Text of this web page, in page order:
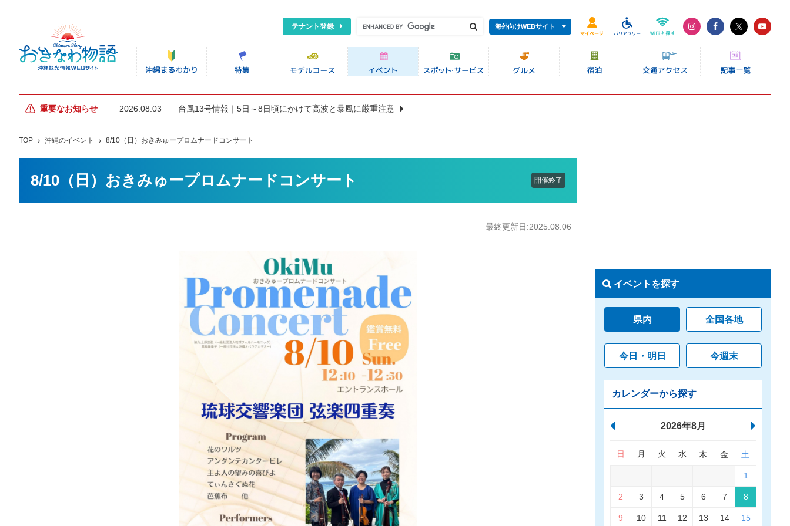
テナント登録 海外向けWEBサイト
重要なお知らせ 2026.08.03 台風13号情報｜5日～8日頃にかけて高波と暴風に厳重注意
TOP 沖縄のイベント 8/10（日）おきみゅープロムナードコンサート
8/10（日）おきみゅープロムナードコンサート 開催終了
最終更新日:2025.08.06
イベントを探す
県内 全国各地
今日・明日 今週末
カレンダーから探す
2026年8月
日 月 火 水 木 金 土
1
2 3 4 5 6 7 8
9 10 11 12 13 14 15